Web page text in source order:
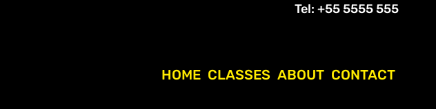
Tel: +55 5555 555
HOME CLASSES ABOUT CONTACT